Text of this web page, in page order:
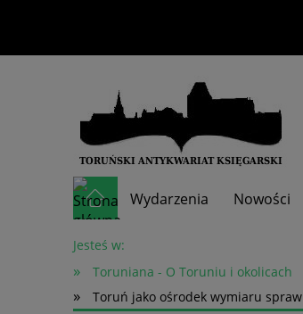
Wydarzenia Nowości
Skup książek
Jesteś w:
» Toruniana - O Toruniu i okolicach
» Toruń jako ośrodek wymiaru